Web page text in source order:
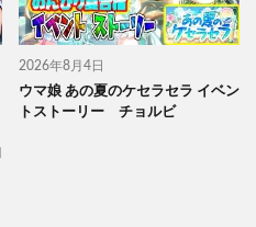
2026年8月4日
ウマ娘 あの夏のケセラセラ イベン
トストーリー チョルビ